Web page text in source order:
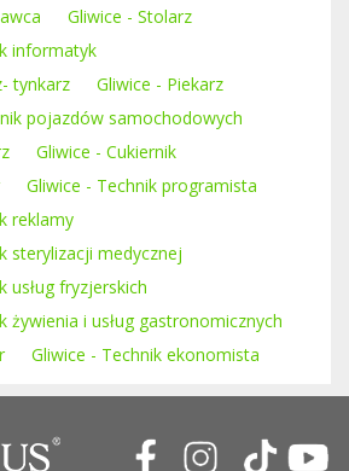
Gliwice - Stolarz
informatyk
tynkarz
Gliwice - Piekarz
pojazdów samochodowych
Gliwice - Cukiernik
Gliwice - Technik programista
reklamy
sterylizacji medycznej
usług fryzjerskich
żywienia i usług gastronomicznych
Gliwice - Technik ekonomista